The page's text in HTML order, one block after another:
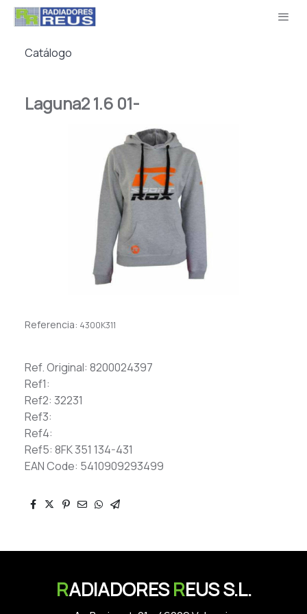
Catálogo
Laguna2 1.6 01-
Referencia: 4300K311
Ref. Original: 8200024397
Ref1:
Ref2: 32231
Ref3:
Ref4:
Ref5: 8FK 351 134-431
EAN Code: 5410909293499
RADIADORESREUS S.L.